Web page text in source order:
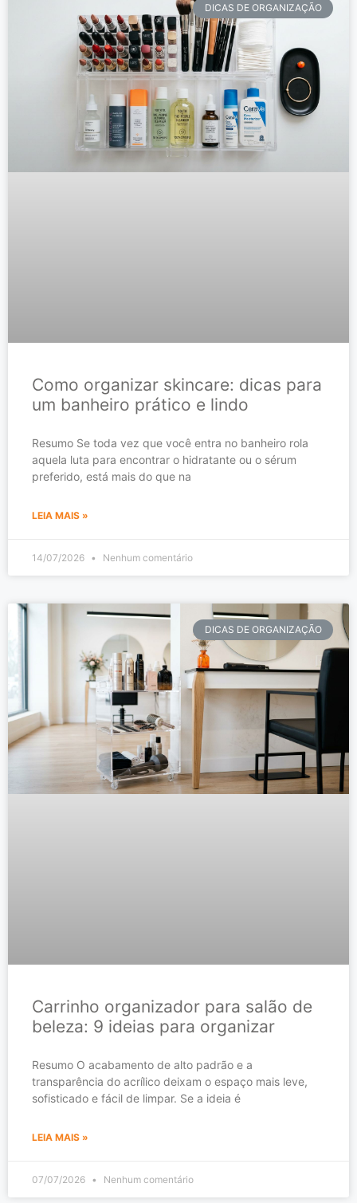
DICAS DE ORGANIZAÇÃO
Como organizar skincare: dicas para
um banheiro prático e lindo
Resumo Se toda vez que você entra no banheiro rola
aquela luta para encontrar o hidratante ou o sérum
preferido, está mais do que na
LEIA MAIS »
14/07/2026 Nenhum comentário
DICAS DE ORGANIZAÇÃO
Carrinho organizador para salão de
beleza: 9 ideias para organizar
Resumo O acabamento de alto padrão e a
transparência do acrílico deixam o espaço mais leve,
sofisticado e fácil de limpar. Se a ideia é
LEIA MAIS »
07/07/2026 Nenhum comentário